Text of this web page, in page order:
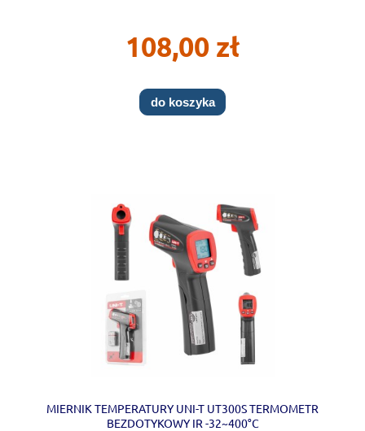
108,00 zł
do koszyka
MIERNIK TEMPERATURY UNI-T UT300S TERMOMETR
BEZDOTYKOWY IR -32~400°C